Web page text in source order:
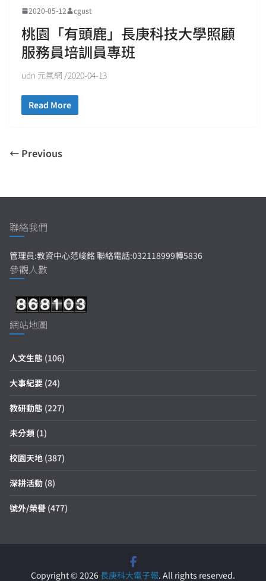
2020-05-12 cgust
桃園「有頭鹿」長庚科技大學照顧
服務員培訓員專班
udn 元氣網 /2020-04-13
Read More
← Previous
聯絡我們
管理員:教資中心范峻銘 聯絡電話:032118999轉5836
參觀人數
網站地圖
人文生態 (106)
大事紀要 (24)
教研動態 (227)
未分類 (1)
校園天地 (387)
深耕活動 (8)
號外/榮譽 (477)
Copyright © 2026長庚科大電子報. All rights reserved.